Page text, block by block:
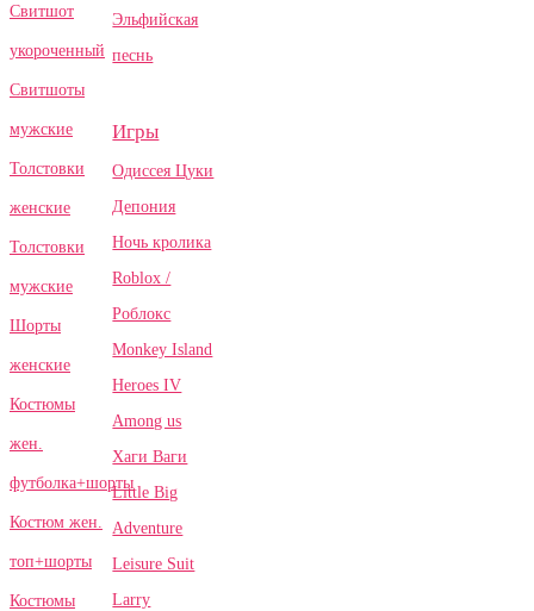
Свитшот
укороченный
Свитшоты
мужские
Толстовки
женские
Толстовки
мужские
Шорты
женские
Костюмы
жен.
футболка+шорты
Костюм жен.
топ+шорты
Костюмы
Эльфийская
песнь
Игры
Одиссея Цуки
Депония
Ночь кролика
Roblox /
Роблокс
Monkey Island
Heroes IV
Among us
Хаги Ваги
Little Big
Adventure
Leisure Suit
Larry